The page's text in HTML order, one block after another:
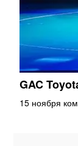
GAC
15 ноября